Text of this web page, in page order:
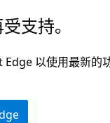
支持。
以使用最新的